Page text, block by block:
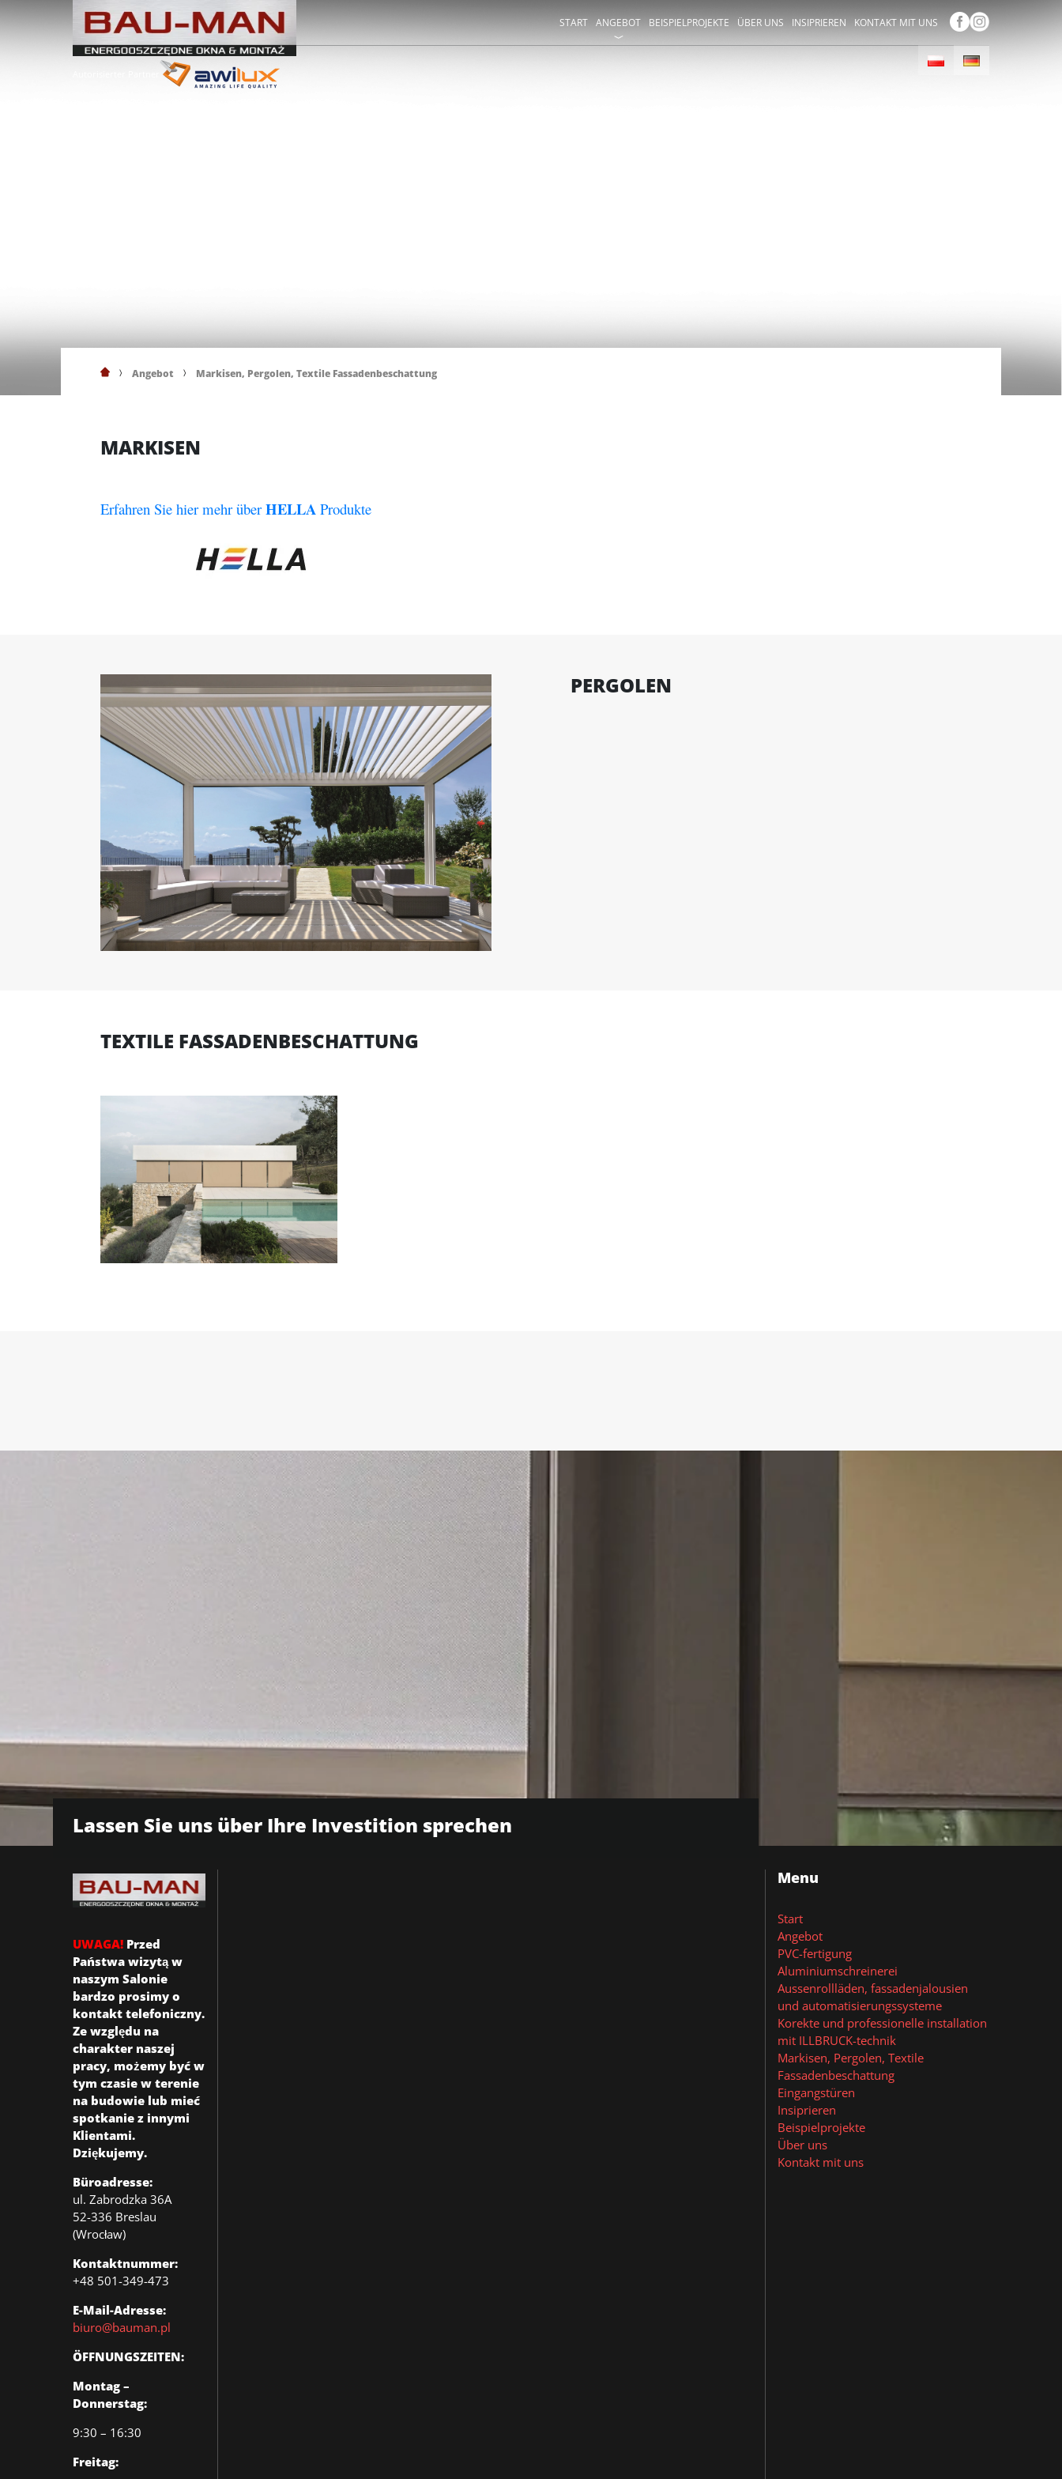
START ANGEBOT BEISPIELPROJEKTE ÜBER UNS INSIPRIEREN KONTAKT MIT UNS
Angebot Markisen, Pergolen, Textile Fassadenbeschattung
MARKISEN
Erfahren Sie hier mehr über HELLA Produkte
PERGOLEN
TEXTILE FASSADENBESCHATTUNG
Lassen Sie uns über Ihre Investition sprechen
UWAGA! Przed
Państwa wizytą w
naszym Salonie
bardzo prosimy o
kontakt telefoniczny.
Ze względu na
charakter naszej
pracy, możemy być w
tym czasie w terenie
na budowie lub mieć
spotkanie z innymi
Klientami.
Dziękujemy.
Büroadresse:
ul. Zabrodzka 36A
52-336 Breslau
(Wrocław)
Kontaktnummer:
+48 501-349-473
E-Mail-Adresse:
biuro@bauman.pl
ÖFFNUNGSZEITEN:
Montag –
Donnerstag:
9:30 – 16:30
Freitag:
Menu
Start
Angebot
PVC-fertigung
Aluminiumschreinerei
Aussenrollläden, fassadenjalousien
und automatisierungssysteme
Korekte und professionelle installation
mit ILLBRUCK-technik
Markisen, Pergolen, Textile
Fassadenbeschattung
Eingangstüren
Insiprieren
Beispielprojekte
Über uns
Kontakt mit uns